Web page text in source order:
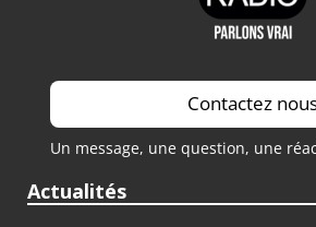
Contactez
Un message, une question, une
Actualités